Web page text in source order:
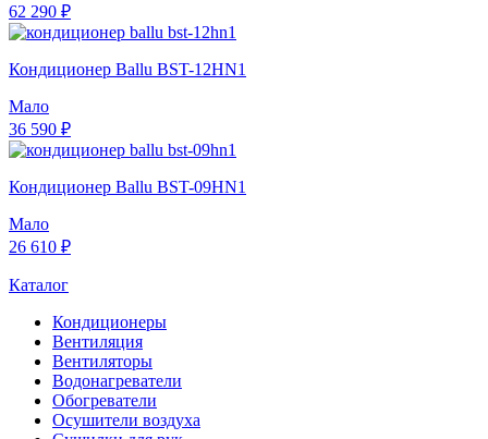
62 290 ₽
Кондиционер Ballu BST-12HN1
Мало
36 590 ₽
Кондиционер Ballu BST-09HN1
Мало
26 610 ₽
Каталог
Кондиционеры
Вентиляция
Вентиляторы
Водонагреватели
Обогреватели
Осушители воздуха